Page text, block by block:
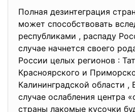
Полная дезинтеграция
может способствовать
республиками , распаду
случае начнется своего
России целых регионов :
Красноярского и
Калининградской области ,
случае ослабления центра
страны лакомые кусочки